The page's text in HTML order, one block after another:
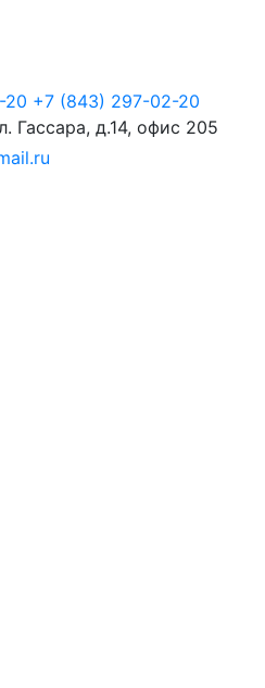
20 +7 (843) 297-02-20
Гассара, д.14, офис 205